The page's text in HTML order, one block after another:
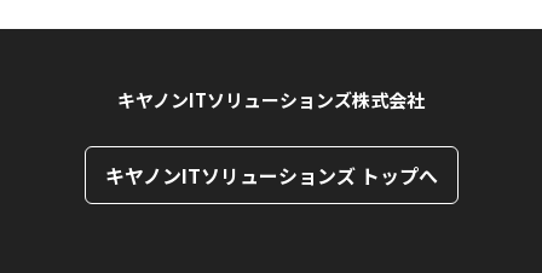
キヤノンITソリューションズ株式会社
キヤノンITソリューションズ トップへ